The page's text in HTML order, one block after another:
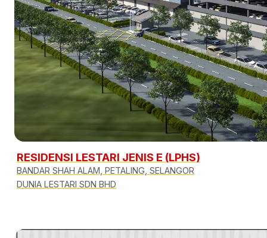
RESIDENSI LESTARI JENIS E (LPHS)
BANDAR SHAH ALAM, PETALING, SELANGOR
DUNIA LESTARI SDN BHD